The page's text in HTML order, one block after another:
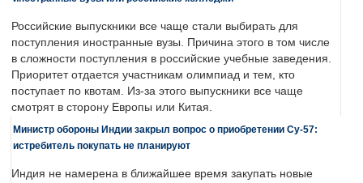
Российские выпускники все чаще стали выбирать для
поступления иностранные вузы. Причина этого в том числе
в сложности поступления в российские учебные заведения.
Приоритет отдается участникам олимпиад и тем, кто
поступает по квотам. Из-за этого выпускники все чаще
смотрят в сторону Европы или Китая.
Министр обороны Индии закрыл вопрос о приобретении Су-57:
истребитель покупать не планируют
Индия не намерена в ближайшее время закупать новые